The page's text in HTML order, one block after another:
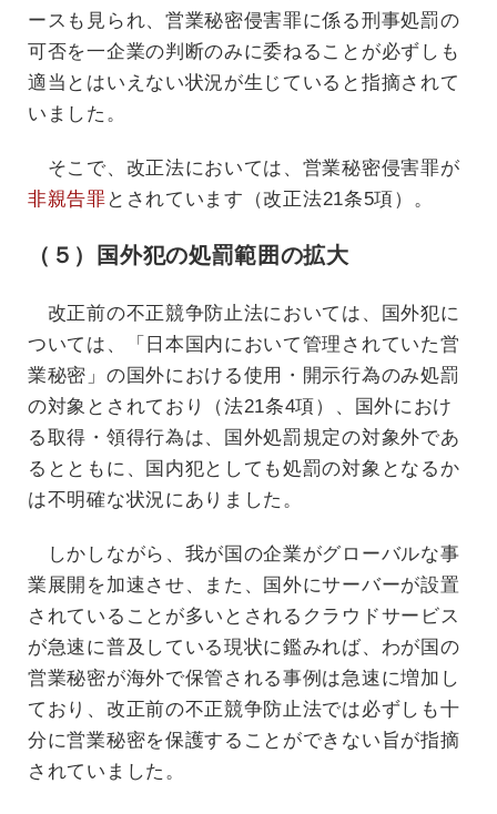
ースも見られ、営業秘密侵害罪に係る刑事処罰の
可否を一企業の判断のみに委ねることが必ずしも
適当とはいえない状況が生じていると指摘されて
いました。
そこで、改正法においては、営業秘密侵害罪が
非親告罪 とされています（改正法21条5項）。
（５）国外犯の処罰範囲の拡大
改正前の不正競争防止法においては、国外犯に
ついては、「日本国内において管理されていた営
業秘密」の国外における使用・開示行為のみ処罰
の対象とされており（法21条4項）、国外におけ
る取得・領得行為は、国外処罰規定の対象外であ
るとともに、国内犯としても処罰の対象となるか
は不明確な状況にありました。
しかしながら、我が国の企業がグローバルな事
業展開を加速させ、また、国外にサーバーが設置
されていることが多いとされるクラウドサービス
が急速に普及している現状に鑑みれば、わが国の
営業秘密が海外で保管される事例は急速に増加し
ており、改正前の不正競争防止法では必ずしも十
分に営業秘密を保護することができない旨が指摘
されていました。